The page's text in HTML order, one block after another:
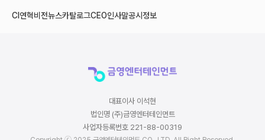
CI 연혁비전뉴스카탈로그CEO인사말공시정보
대표이사 이석현
법인명 (주)금영엔터테인먼트
사업자등록번호 221-88-00319